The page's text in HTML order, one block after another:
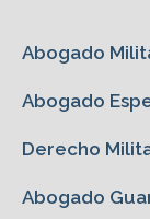
Abogado
Abogado
Derecho
Abogado